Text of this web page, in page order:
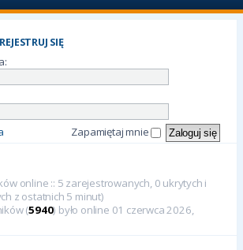
SIĘ
Zapamiętaj mnie
online :: 5 zarejestrowanych, 0 ukrytych i
z ostatnich 5 minut)
(5940) było online 01 czerwca 2026,